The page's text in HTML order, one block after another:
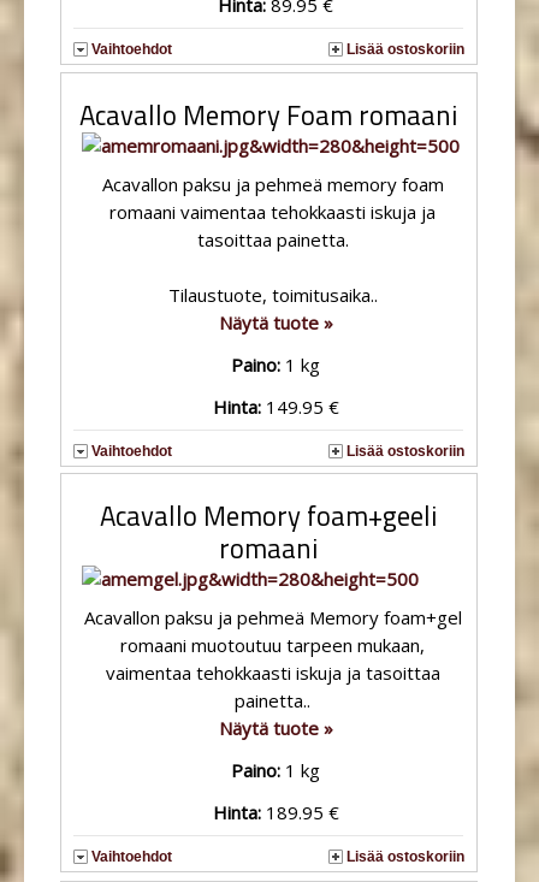
Vaihtoehdot Lisää ostoskoriin
Acavallo Memory Foam romaani
Acavallon paksu ja pehmeä memory foam
romaani vaimentaa tehokkaasti iskuja ja
tasoittaa painetta.
Tilaustuote, toimitusaika..
Näytä tuote »
Paino: 1 kg
Hinta: 149.95 €
Vaihtoehdot Lisää ostoskoriin
Acavallo Memory foam+geeli
romaani
Acavallon paksu ja pehmeä Memory foam+gel
romaani muotoutuu tarpeen mukaan,
vaimentaa tehokkaasti iskuja ja tasoittaa
painetta..
Näytä tuote »
Paino: 1 kg
Hinta: 189.95 €
Vaihtoehdot Lisää ostoskoriin